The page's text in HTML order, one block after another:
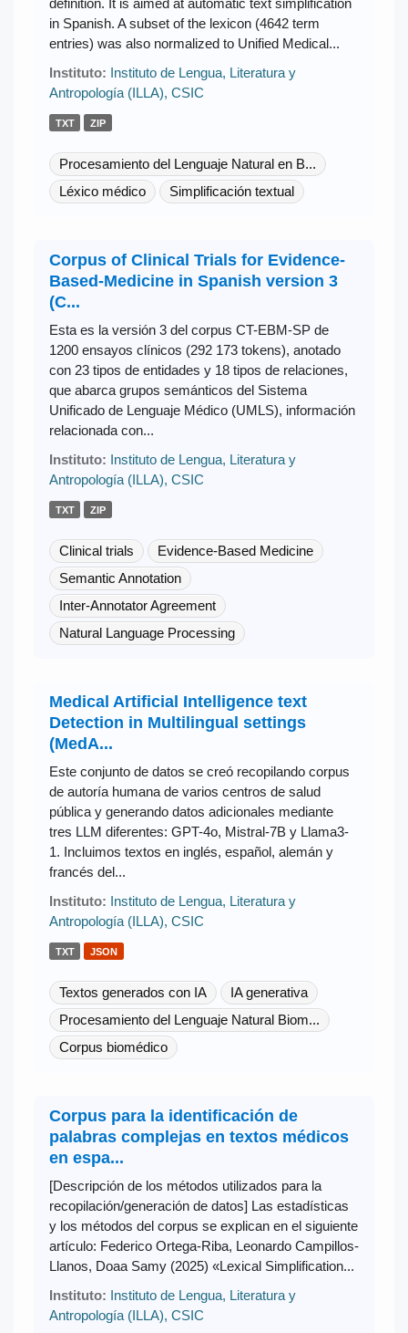
in Spanish. A subset of the lexicon (4642 term
entries) was also normalized to Unified Medical...
Instituto: Instituto de Lengua, Literatura y
Antropología (ILLA), CSIC
TXT ZIP
Procesamiento del Lenguaje Natural en B...
Léxico médico
Simplificación textual
Corpus of Clinical Trials for Evidence-
Based-Medicine in Spanish version 3
(C...
Esta es la versión 3 del corpus CT-EBM-SP de
1200 ensayos clínicos (292 173 tokens), anotado
con 23 tipos de entidades y 18 tipos de relaciones,
que abarca grupos semánticos del Sistema
Unificado de Lenguaje Médico (UMLS), información
relacionada con...
Instituto: Instituto de Lengua, Literatura y
Antropología (ILLA), CSIC
TXT ZIP
Clinical trials
Evidence-Based Medicine
Semantic Annotation
Inter-Annotator Agreement
Natural Language Processing
Medical Artificial Intelligence text
Detection in Multilingual settings
(MedA...
Este conjunto de datos se creó recopilando corpus
de autoría humana de varios centros de salud
pública y generando datos adicionales mediante
tres LLM diferentes: GPT-4o, Mistral-7B y Llama3-
1. Incluimos textos en inglés, español, alemán y
francés del...
Instituto: Instituto de Lengua, Literatura y
Antropología (ILLA), CSIC
TXT JSON
Textos generados con IA
IA generativa
Procesamiento del Lenguaje Natural Biom...
Corpus biomédico
Corpus para la identificación de
palabras complejas en textos médicos
en espa...
[Descripción de los métodos utilizados para la
recopilación/generación de datos] Las estadísticas
y los métodos del corpus se explican en el siguiente
artículo: Federico Ortega-Riba, Leonardo Campillos-
Llanos, Doaa Samy (2025) «Lexical Simplification...
Instituto: Instituto de Lengua, Literatura y
Antropología (ILLA), CSIC